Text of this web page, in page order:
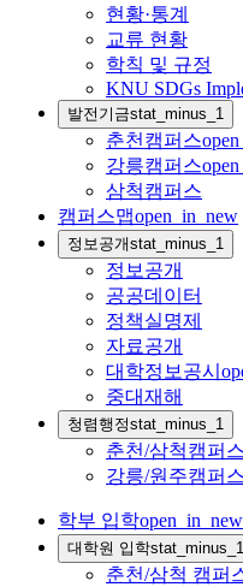
현황·통계
교류 현황
학칙 및 규정
KNU SDGs
발전기금stat_minus_1
춘천캠퍼스
강릉캠퍼스
삼척캠퍼스
캠퍼스맵open_in_new
정보공개stat_minus_1
정보공개
공공데이터
정책실명제
자료공개
대학정보공시
중대재해
청렴행정stat_minus_1
춘천/삼척캠퍼스
강릉/원주캠퍼스
학부 입학open_in_new
대학원 입학stat_minus_1
춘천/삼척 캠퍼